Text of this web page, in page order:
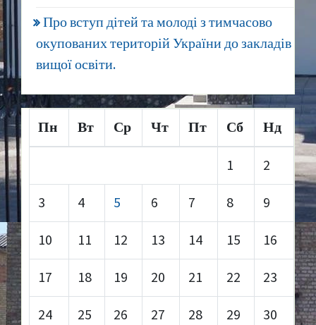
Про вступ дітей та молоді з тимчасово
окупованих територій України до закладів
вищої освіти.
Пн Вт Ср Чт Пт Сб Нд
1 2
3 4 5 6 7 8 9
10 11 12 13 14 15 16
17 18 19 20 21 22 23
24 25 26 27 28 29 30